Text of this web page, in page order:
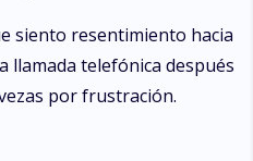
siento resentimiento hacia
llamada telefónica después
por frustración.